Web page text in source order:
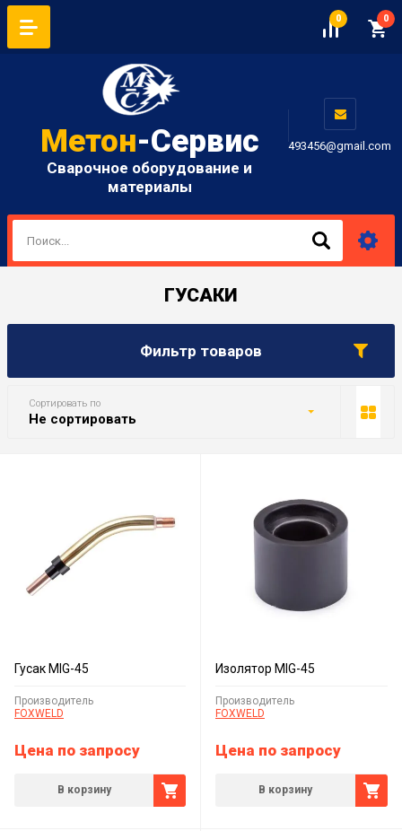
0 0
Метон-Сервис
Сварочное оборудование и
материалы
493456@gmail.com
ГУСАКИ
Фильтр товаров
Сортировать по
Не сортировать
Гусак MIG-45
Производитель
FOXWELD
Цена по запросу
В корзину
Изолятор MIG-45
Производитель
FOXWELD
Цена по запросу
В корзину